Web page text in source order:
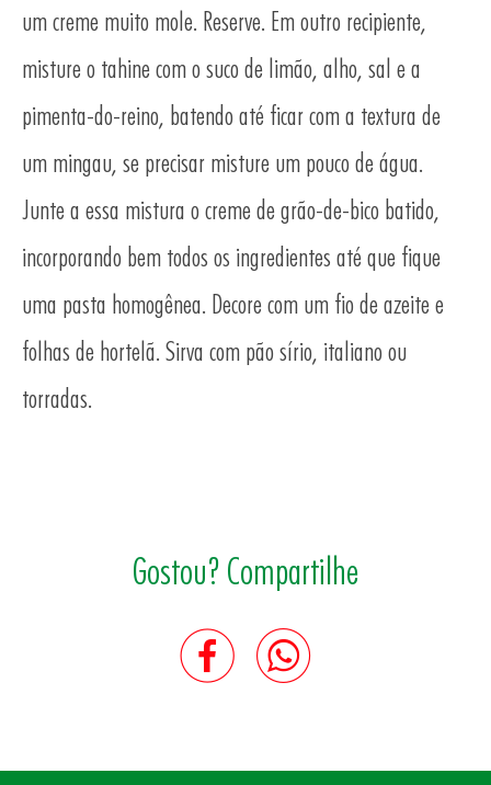
um creme muito mole. Reserve. Em outro recipiente,
misture o tahine com o suco de limão, alho, sal e a
pimenta-do-reino, batendo até ficar com a textura de
um mingau, se precisar misture um pouco de água.
Junte a essa mistura o creme de grão-de-bico batido,
incorporando bem todos os ingredientes até que fique
uma pasta homogênea. Decore com um fio de azeite e
folhas de hortelã. Sirva com pão sírio, italiano ou
torradas.
Gostou? Compartilhe